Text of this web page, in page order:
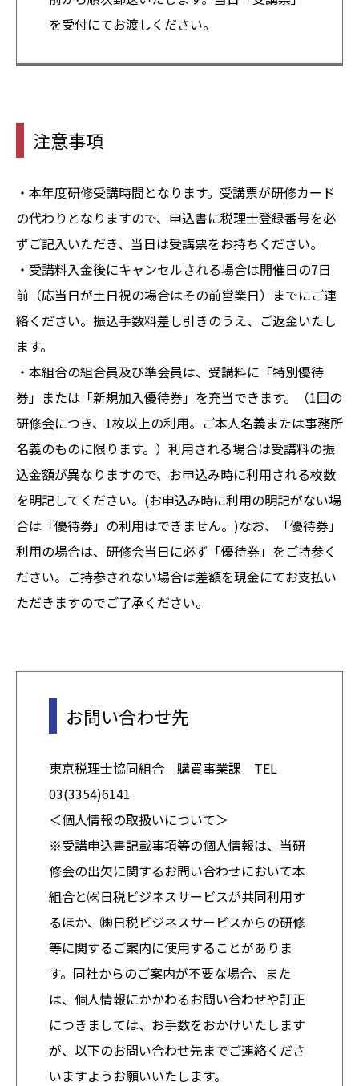
を受付にてお渡しください。
注意事項
・本年度研修受講時間となります。受講票が研修カード
の代わりとなりますので、申込書に税理士登録番号を必
ずご記入いただき、当日は受講票をお持ちください。
・受講料入金後にキャンセルされる場合は開催日の7日
前（応当日が土日祝の場合はその前営業日）までにご連
絡ください。振込手数料差し引きのうえ、ご返金いたし
ます。
・本組合の組合員及び準会員は、受講料に「特別優待
券」または「新規加入優待券」を充当できます。（1回の
研修会につき、1枚以上の利用。ご本人名義または事務所
名義のものに限ります。）利用される場合は受講料の振
込金額が異なりますので、お申込み時に利用される枚数
を明記してください。(お申込み時に利用の明記がない場
合は「優待券」の利用はできません。)なお、「優待券」
利用の場合は、研修会当日に必ず「優待券」をご持参く
ださい。ご持参されない場合は差額を現金にてお支払い
ただきますのでご了承ください。
お問い合わせ先
東京税理士協同組合 購買事業課 TEL
03(3354)6141
＜個人情報の取扱いについて＞
※受講申込書記載事項等の個人情報は、当研
修会の出欠に関するお問い合わせにおいて本
組合と㈱日税ビジネスサービスが共同利用す
るほか、㈱日税ビジネスサービスからの研修
等に関するご案内に使用することがありま
す。同社からのご案内が不要な場合、また
は、個人情報にかかわるお問い合わせや訂正
につきましては、お手数をおかけいたします
が、以下のお問い合わせ先までご連絡くださ
いますようお願いいたします。